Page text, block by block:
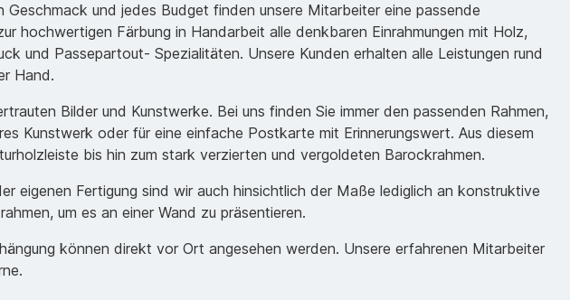
und jedes Budget finden unsere Mitarbeiter eine passende
hochwertigen Färbung in Handarbeit alle denkbaren Einrahmungen mit Holz,
und Passepartout- Spezialitäten. Unsere Kunden erhalten alle Leistungen rund
Hand.
Bilder und Kunstwerke. Bei uns finden Sie immer den passenden Rahmen,
Kunstwerk oder für eine einfache Postkarte mit Erinnerungswert. Aus diesem
bis hin zum stark verzierten und vergoldeten Barockrahmen.
eigenen Fertigung sind wir auch hinsichtlich der Maße lediglich an konstruktive
um es an einer Wand zu präsentieren.
können direkt vor Ort angesehen werden. Unsere erfahrenen Mitarbeiter